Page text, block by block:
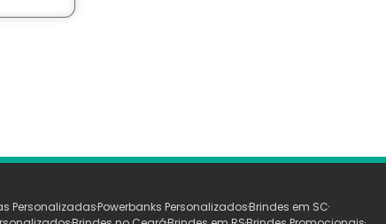
PersonalizadasPowerbanks PersonalizadosBrindes em SC